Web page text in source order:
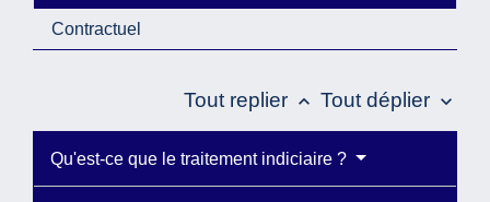
Contractuel
Tout replier keyboard_arrow_up Tout déplier keyboard_arrow_down
Qu'est-ce que le traitement indiciaire ?